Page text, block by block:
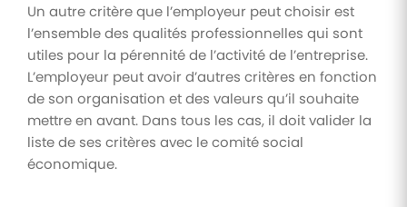
Un autre critère que l’employeur peut choisir est
l’ensemble des qualités professionnelles qui sont
utiles pour la pérennité de l’activité de l’entreprise.
L’employeur peut avoir d’autres critères en fonction
de son organisation et des valeurs qu’il souhaite
mettre en avant. Dans tous les cas, il doit valider la
liste de ses critères avec le comité social
économique.